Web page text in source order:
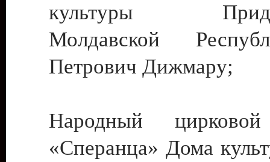
культуры
Молдавской
Петрович Дижмару;
Народный цирковой
«Сперанца» Дома